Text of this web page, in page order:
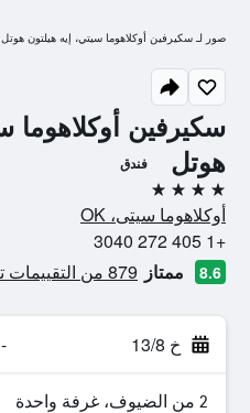
سكيرفين أوكلاهوما
هوتل
فندق
4 نجوم
أوكلاهوما سيتى، OK
+1 405 272 3040
8.6 ممتاز 879 من التقييمات تم التحقق منها
خ 13/8 -
2 من الضيوف، غرفة واحدة
صور لـ سكيرفين أوكلاهوما سيتي، إيه هيلتون هوتل